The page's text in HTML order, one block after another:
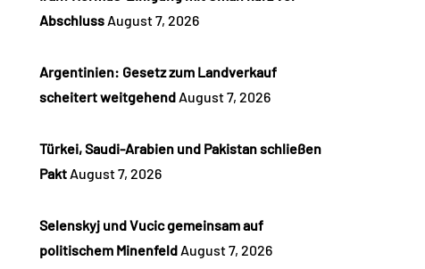
Abschluss August 7, 2026
Argentinien: Gesetz zum Landverkauf
scheitert weitgehend August 7, 2026
Türkei, Saudi-Arabien und Pakistan schließen
Pakt August 7, 2026
Selenskyj und Vucic gemeinsam auf
politischem Minenfeld August 7, 2026